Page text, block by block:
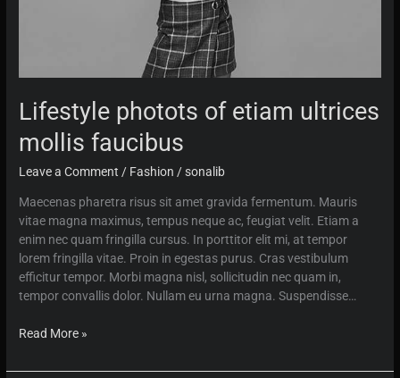
Lifestyle photots of etiam ultrices
mollis faucibus
Leave a Comment / Fashion /sonalib
Maecenas pharetra risus sit amet gravida fermentum. Mauris
vitae magna maximus, tempus neque ac, feugiat velit. Etiam a
enim nec quam fringilla cursus. In porttitor elit mi, at tempor
lorem fringilla vitae. Proin in egestas purus. Cras vestibulum
efficitur tempor. Morbi magna nisl, sollicitudin nec quam in,
tempor convallis dolor. Nullam eu urna magna. Suspendisse…
Lifestyle
of
Read More »